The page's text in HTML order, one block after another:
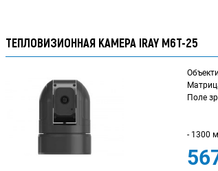
ТЕПЛОВИЗИОННАЯ КАМЕРА IRAY M6T-25
- 1300 м